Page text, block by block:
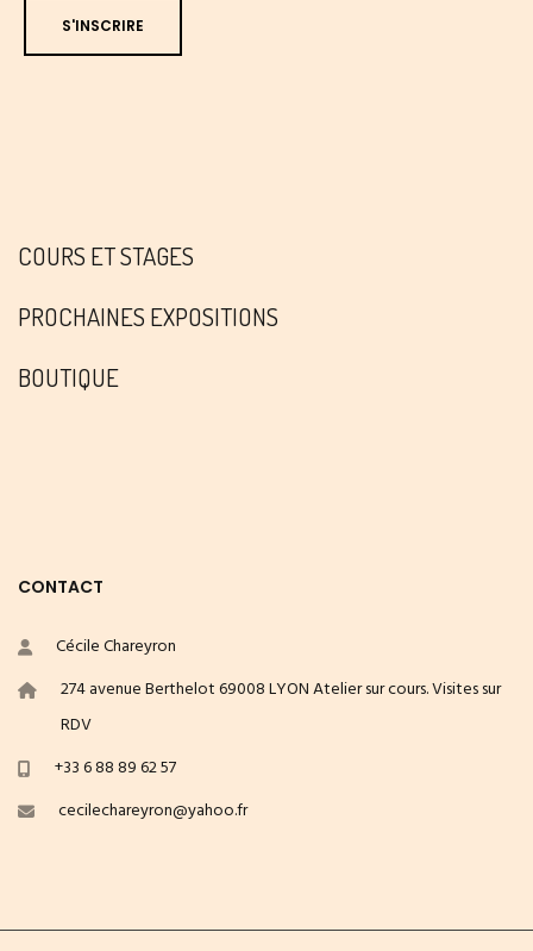
COURS ET STAGES
PROCHAINES EXPOSITIONS
BOUTIQUE
CONTACT
Cécile Chareyron
274 avenue Berthelot 69008 LYON Atelier sur cours. Visites sur
RDV
+33 6 88 89 62 57
cecilechareyron@yahoo.fr